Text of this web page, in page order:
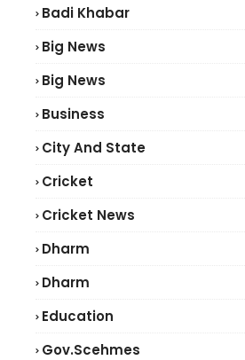
Badi Khabar
Big News
Big News
Business
City And State
Cricket
Cricket News
Dharm
Dharm
Education
Gov.scehmes